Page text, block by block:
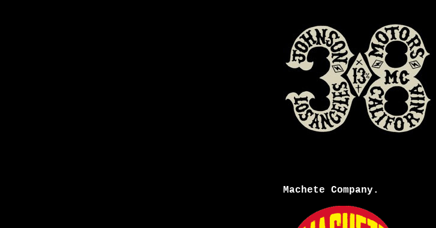
Machete Company.